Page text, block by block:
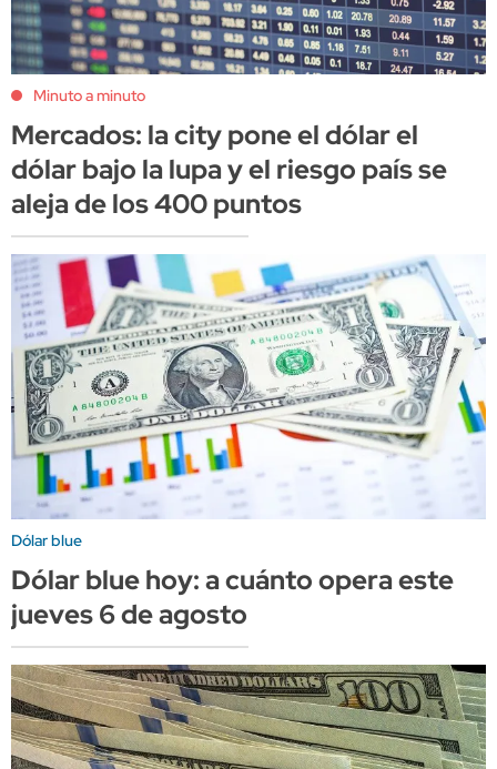
Minuto a minuto
Mercados: la city pone el dólar el
dólar bajo la lupa y el riesgo país se
aleja de los 400 puntos
Dólar blue
Dólar blue hoy: a cuánto opera este
jueves 6 de agosto